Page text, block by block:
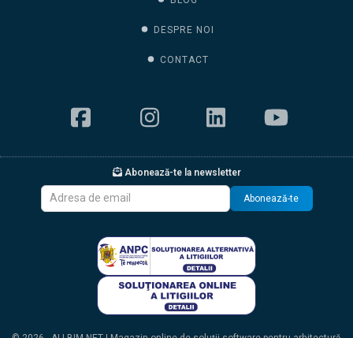
DESPRE NOI
CONTACT
Abonează-te la newsletter
Abonează-te